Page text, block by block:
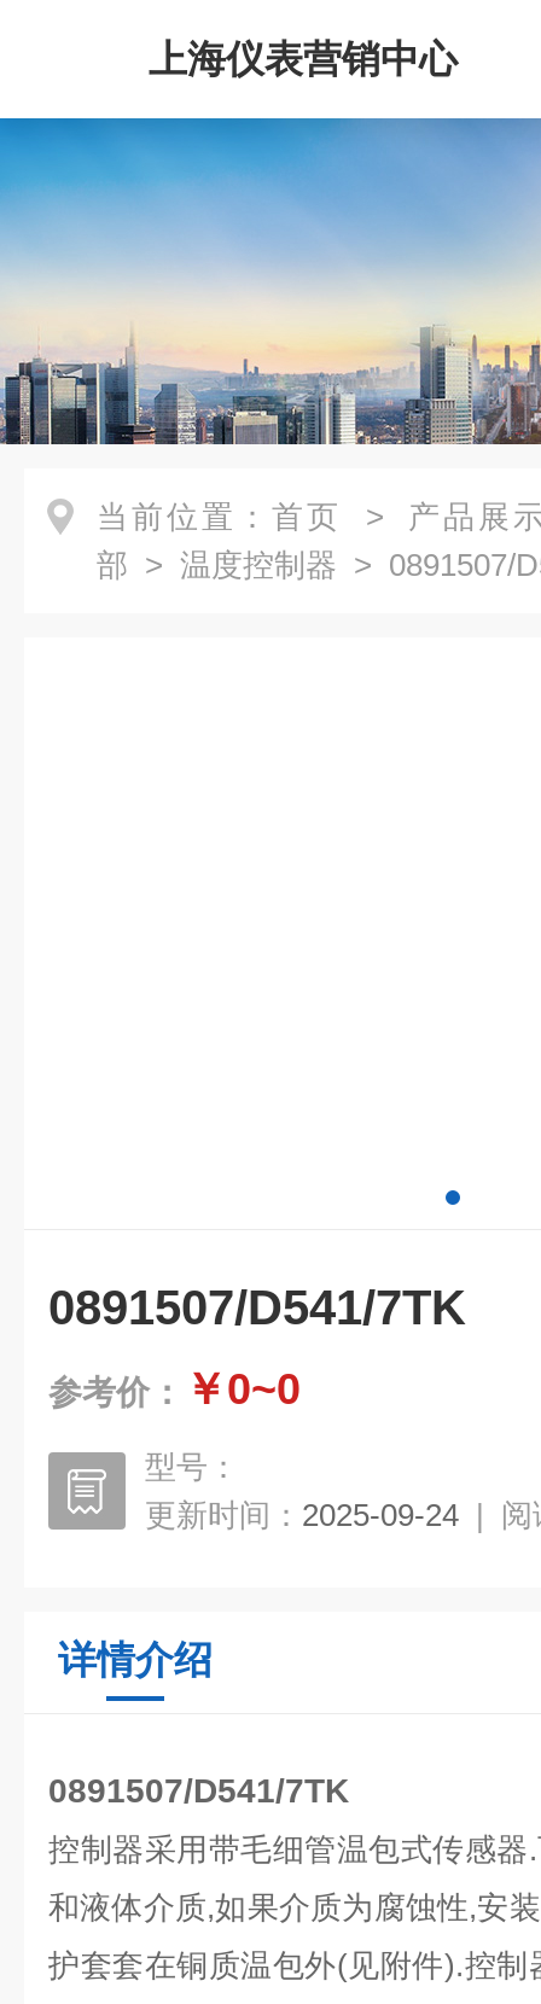
上海仪表营销中心
当前位置： 首页 > 产品展
部 > 温度控制器 > 0891507/
0891507/D541/7TK
参考价： ￥0~0
型号：
更新时间： 2025-09-24 | 阅
详情介绍
0891507/D541/7TK
控制器采用带毛细管温包式传感
和液体介质,如果介质为腐蚀性,安
护套套在铜质温包外(见附件).控